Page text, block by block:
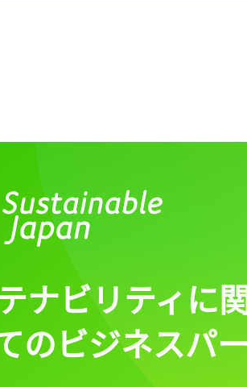
ナビリティに
のビジネスパ